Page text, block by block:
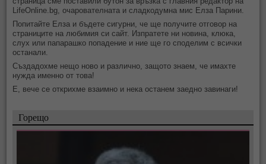
LifeOnline.bg, очарователната и сладкодумна мис Елза Парини.
Попитайте Елза и бъдете сигурни, че ще получите отговор на
страниците на любимия си сайт. Изпратете ни новина, клюка,
слух или папарашко попадение и ние ще го споделим с всички
останали.
Създадохме нещо ново и различно, защото знаем, че имахте
нужда именно от това!
Е, вече се открихме взаимно и нека останем заедно завинаги!
Горещо